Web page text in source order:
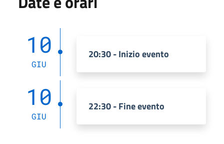
10
GIU
20:30 - Inizio evento
10
GIU
22:30 - Fine evento